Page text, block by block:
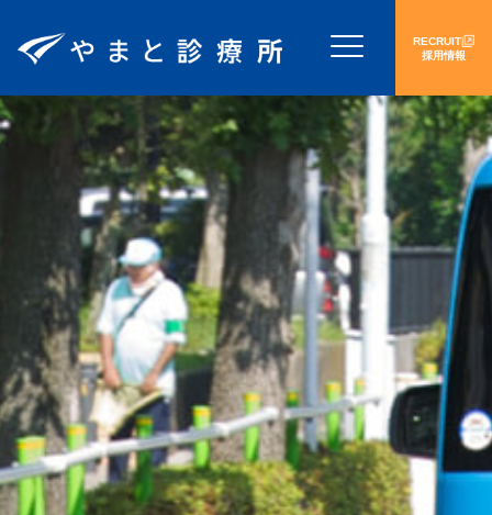
RECRUIT
採用情報